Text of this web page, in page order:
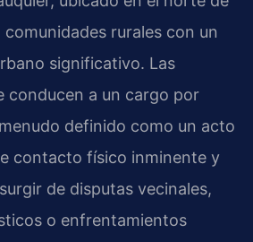
rurales con un
significativo. Las
conducen a un cargo por
definido como un acto
contacto físico inminente y
de disputas vecinales,
o enfrentamientos